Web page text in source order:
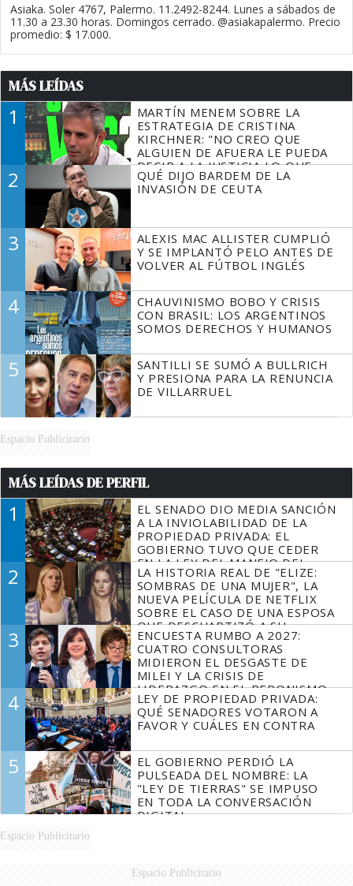
Asiaka. Soler 4767, Palermo. 11.2492-8244. Lunes a sábados de
11.30 a 23.30 horas. Domingos cerrado. @asiakapalermo. Precio
promedio: $ 17.000.
MÁS LEÍDAS
1
MARTÍN MENEM SOBRE LA
ESTRATEGIA DE CRISTINA
KIRCHNER: "NO CREO QUE
ALGUIEN DE AFUERA LE PUEDA
DECIR A LA JUSTICIA LO QUE
TIENE QUE HACER"
2
QUÉ DIJO BARDEM DE LA
INVASIÓN DE CEUTA
3
ALEXIS MAC ALLISTER CUMPLIÓ
Y SE IMPLANTÓ PELO ANTES DE
VOLVER AL FÚTBOL INGLÉS
4
CHAUVINISMO BOBO Y CRISIS
CON BRASIL: LOS ARGENTINOS
SOMOS DERECHOS Y HUMANOS
5
SANTILLI SE SUMÓ A BULLRICH
Y PRESIONA PARA LA RENUNCIA
DE VILLARRUEL
Espacio Publicitario
MÁS LEÍDAS DE PERFIL
1
EL SENADO DIO MEDIA SANCIÓN
A LA INVIOLABILIDAD DE LA
PROPIEDAD PRIVADA: EL
GOBIERNO TUVO QUE CEDER
EN LA LEY DEL MANEJO DEL
FUEGO
2
LA HISTORIA REAL DE "ELIZE:
SOMBRAS DE UNA MUJER", LA
NUEVA PELÍCULA DE NETFLIX
SOBRE EL CASO DE UNA ESPOSA
QUE DESCUARTIZÓ A SU
MARIDO
3
ENCUESTA RUMBO A 2027:
CUATRO CONSULTORAS
MIDIERON EL DESGASTE DE
MILEI Y LA CRISIS DE
LIDERAZGO EN EL PERONISMO
4
LEY DE PROPIEDAD PRIVADA:
QUÉ SENADORES VOTARON A
FAVOR Y CUÁLES EN CONTRA
5
EL GOBIERNO PERDIÓ LA
PULSEADA DEL NOMBRE: LA
"LEY DE TIERRAS" SE IMPUSO
EN TODA LA CONVERSACIÓN
DIGITAL
Espacio Publicitario
Espacio Publicitario